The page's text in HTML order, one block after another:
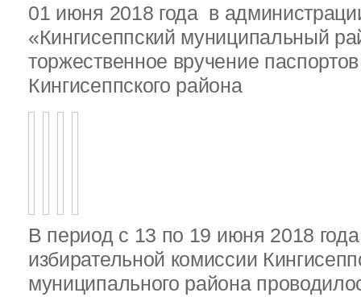
01 июня 2018 года в
«Кингисеппский муниципальный
торжественное вручение
Кингисеппского района
В период с 13 по 19 июня 2018
избирательной комиссии
муниципального района